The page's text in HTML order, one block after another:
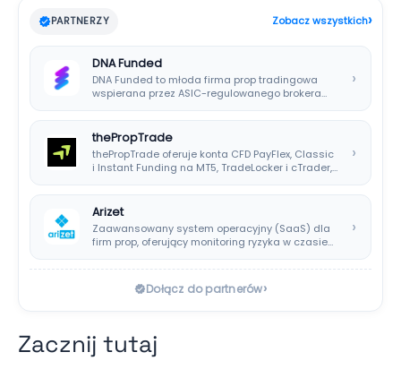
PARTNERZY Zobacz wszystkich›
DNA Funded
DNA Funded to młoda firma prop tradingowa
wspierana przez ASIC-regulowanego brokera
›
thePropTrade
thePropTrade oferuje konta CFD PayFlex, Classic
i Instant Funding na MT5, TradeLocker i cTrader,…
›
Arizet
Zaawansowany system operacyjny (SaaS) dla
firm prop, oferujący monitoring ryzyka w czasie
›
Dołącz do partnerów›
Zacznij tutaj